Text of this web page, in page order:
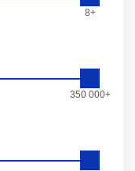
8+
350 000+